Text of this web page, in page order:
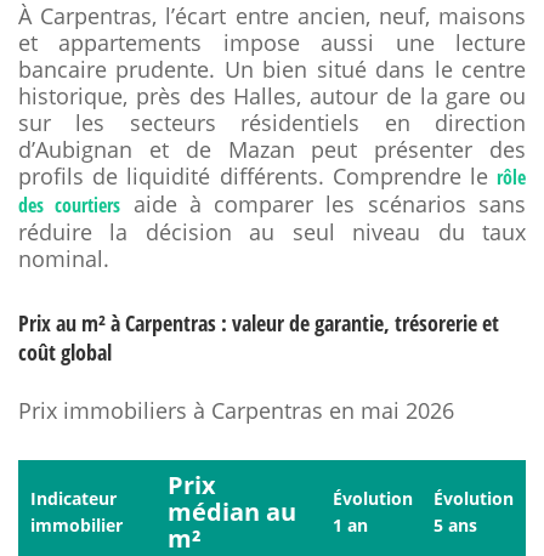
À Carpentras, l’écart entre ancien, neuf, maisons
et appartements impose aussi une lecture
bancaire prudente. Un bien situé dans le centre
historique, près des Halles, autour de la gare ou
sur les secteurs résidentiels en direction
d’Aubignan et de Mazan peut présenter des
profils de liquidité différents. Comprendre le rôle
des courtiers aide à comparer les scénarios sans
réduire la décision au seul niveau du taux
nominal.
Prix au m² à Carpentras : valeur de garantie, trésorerie et
coût global
Prix immobiliers à Carpentras en mai 2026
Indicateur
immobilier
Prix
médian au
m²
Évolution
1 an
Évolution
5 ans